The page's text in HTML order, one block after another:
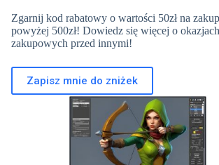
Zgarnij kod rabatowy o wartości 50zł na
powyżej 500zł! Dowiedz się więcej o okazjach
zakupowych przed innymi!
Zapisz mnie do zniżek